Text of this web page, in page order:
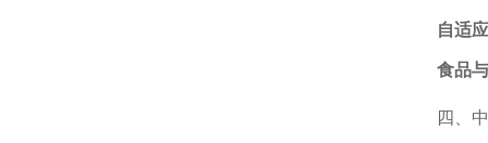
自适
食品
四、